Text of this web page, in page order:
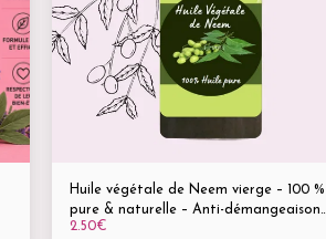
Huile végétale de Neem vierge – 100 %
pure & naturelle – Anti-démangeaisons
| Insectifuge naturel | Tous animaux
2.50€